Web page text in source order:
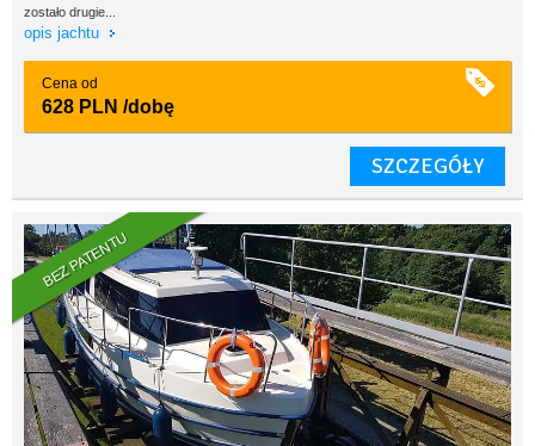
zostało drugie...
opis jachtu
Cena od
628 PLN /dobę
SZCZEGÓŁY
BEZ PATENTU